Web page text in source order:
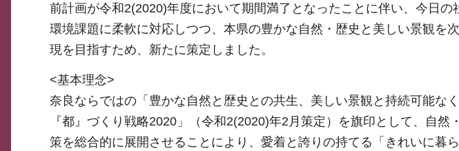
前計画が令和2(2020)年度において期間満了となったことに伴い、今日
環境課題に柔軟に対応しつつ、本県の豊かな自然・歴史と美しい景観を
現を目指すため、新たに策定しました。
<基本理念>
奈良ならではの「豊かな自然と歴史との共生、美しい景観と持続可能な
『都』づくり戦略2020」（令和2(2020)年2月策定）を旗印として、自
策を総合的に展開させることにより、愛着と誇りの持てる「きれいに暮